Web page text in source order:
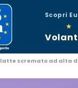
Scopri
latte scremato ad alta